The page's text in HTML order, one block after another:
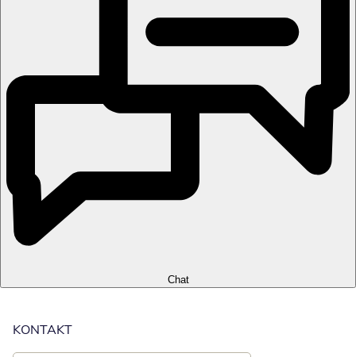
Chat
KONTAKT